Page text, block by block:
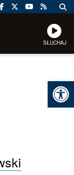
SŁUCHAJ